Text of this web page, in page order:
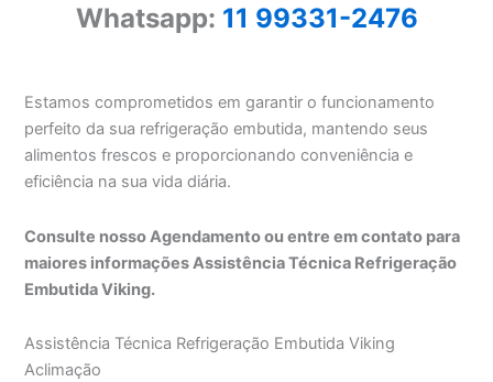
Whatsapp: 11 99331-2476
Estamos comprometidos em garantir o funcionamento
perfeito da sua refrigeração embutida, mantendo seus
alimentos frescos e proporcionando conveniência e
eficiência na sua vida diária.
Consulte nosso Agendamento ou entre em contato para
maiores informações Assistência Técnica Refrigeração
Embutida Viking.
Assistência Técnica Refrigeração Embutida Viking
Aclimação